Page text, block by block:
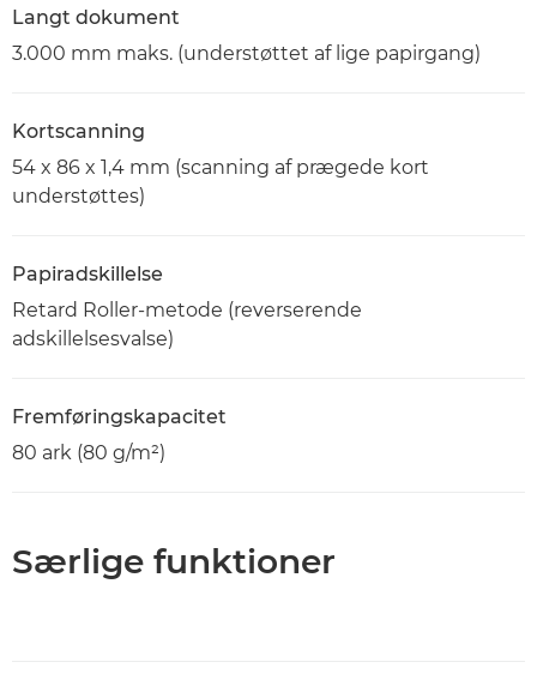
Langt dokument
3.000 mm maks. (understøttet af lige papirgang)
Kortscanning
54 x 86 x 1,4 mm (scanning af prægede kort
understøttes)
Papiradskillelse
Retard Roller-metode (reverserende
adskillelsesvalse)
Fremføringskapacitet
80 ark (80 g/m²)
Særlige funktioner